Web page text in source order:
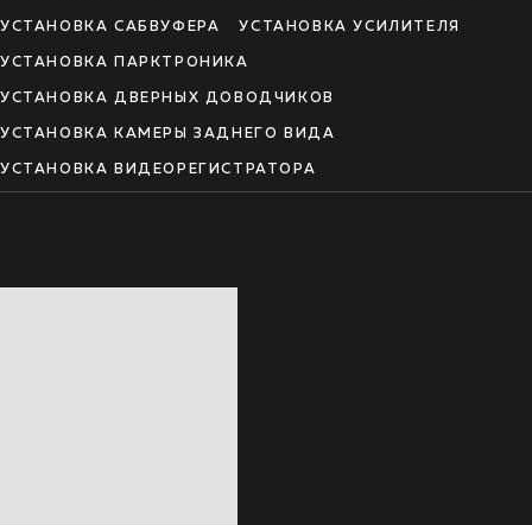
УСТАНОВКА САБВУФЕРА УСТАНОВКА УСИЛИТЕЛЯ
УСТАНОВКА ПАРКТРОНИКА
УСТАНОВКА ДВЕРНЫХ ДОВОДЧИКОВ
УСТАНОВКА КАМЕРЫ ЗАДНЕГО ВИДА
УСТАНОВКА ВИДЕОРЕГИСТРАТОРА